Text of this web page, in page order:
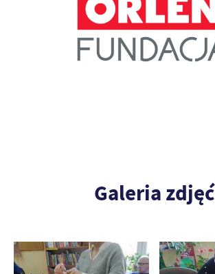
Galeria zdjęć